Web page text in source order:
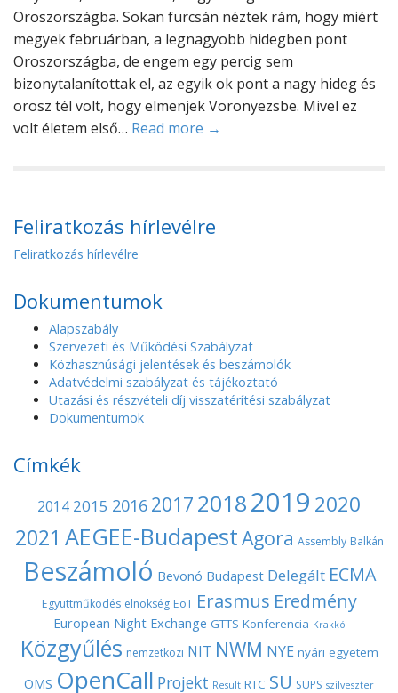
Oroszországba. Sokan furcsán néztek rám, hogy miért
megyek februárban, a legnagyobb hidegben pont
Oroszországba, de engem egy percig sem
bizonytalanítottak el, az egyik ok pont a nagy hideg és
orosz tél volt, hogy elmenjek Voronyezsbe. Mivel ez
volt életem első… Read more →
Feliratkozás hírlevélre
Feliratkozás hírlevélre
Dokumentumok
Alapszabály
Szervezeti és Működési Szabályzat
Közhasznúsági jelentések és beszámolók
Adatvédelmi szabályzat és tájékoztató
Utazási és részvételi díj visszatérítési szabályzat
Dokumentumok
Címkék
2014 2015 2016 2017 20182019 2020
2021 AEGEE-BudapestAgora Assembly Balkán
Beszámoló Bevonó Budapest Delegált ECMA
Együttműködés elnökség EoT Erasmus Eredmény
European Night Exchange GTTS Konferencia Krakkó
Közgyűlés nemzetközi NIT NWM NYE nyári egyetem
OMS OpenCall Projekt Result RTC SU SUPS szilveszter